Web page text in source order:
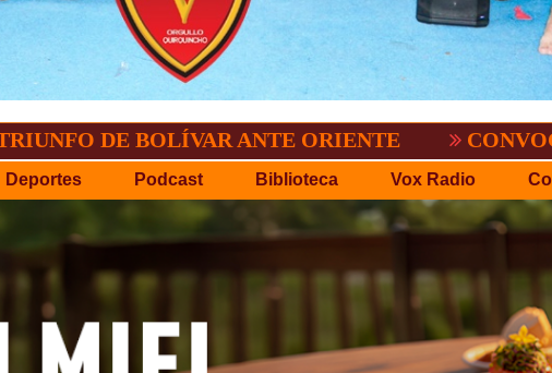
BOLÍVAR ANTE ORIENTE CONVOCATORIA
Deportes Podcast Biblioteca Vox Radio